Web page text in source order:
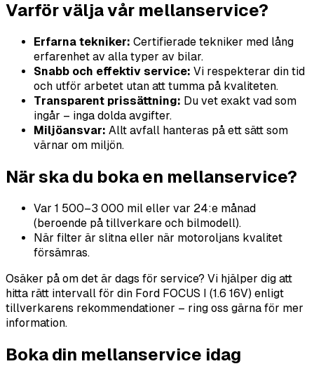
Varför välja vår mellanservice?
Erfarna tekniker: Certifierade tekniker med lång
erfarenhet av alla typer av bilar.
Snabb och effektiv service: Vi respekterar din tid
och utför arbetet utan att tumma på kvaliteten.
Transparent prissättning: Du vet exakt vad som
ingår – inga dolda avgifter.
Miljöansvar: Allt avfall hanteras på ett sätt som
värnar om miljön.
När ska du boka en mellanservice?
Var 1 500–3 000 mil eller var 24:e månad
(beroende på tillverkare och bilmodell).
När filter är slitna eller när motoroljans kvalitet
försämras.
Osäker på om det är dags för service? Vi hjälper dig att
hitta rätt intervall för din Ford FOCUS I (1.6 16V) enligt
tillverkarens rekommendationer – ring oss gärna för mer
information.
Boka din mellanservice idag